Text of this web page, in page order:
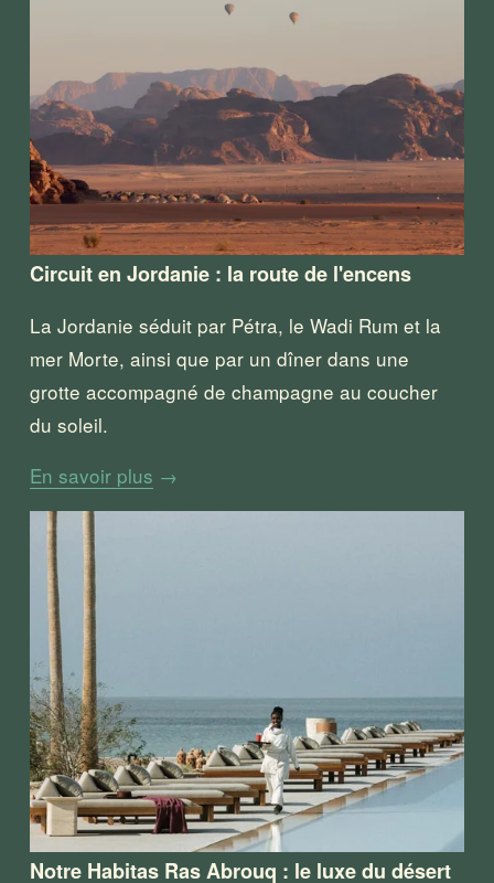
Circuit en Jordanie : la route de l'encens
La Jordanie séduit par Pétra, le Wadi Rum et la
mer Morte, ainsi que par un dîner dans une
grotte accompagné de champagne au coucher
du soleil.
En savoir plus →
Notre Habitas Ras Abrouq : le luxe du désert